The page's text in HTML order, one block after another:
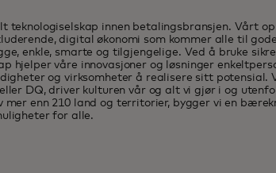
teknologiselskap innen betalingsbransjen. Vårt
digital økonomi som kommer alle til
enkle, smarte og tilgjengelige. Ved å bruke
hjelper våre innovasjoner og løsninger
og virksomheter å realisere sitt potensial.
DQ, driver kulturen vår og alt vi gjør i og
mer enn 210 land og territorier, bygger vi en
for alle.